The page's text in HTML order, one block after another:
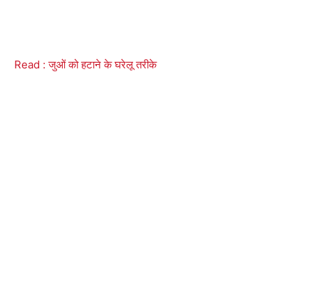
Read : जुओं को हटाने के घरेलू तरीके